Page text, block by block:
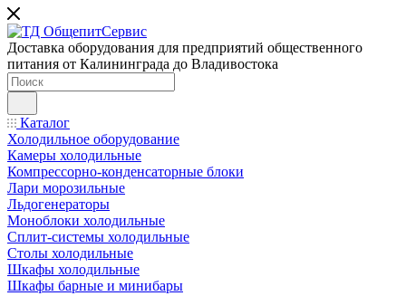
Доставка оборудования для предприятий общественного
питания от Калининграда до Владивостока
Каталог
Холодильное оборудование
Камеры холодильные
Компрессорно-конденсаторные блоки
Лари морозильные
Льдогенераторы
Моноблоки холодильные
Сплит-системы холодильные
Столы холодильные
Шкафы холодильные
Шкафы барные и минибары